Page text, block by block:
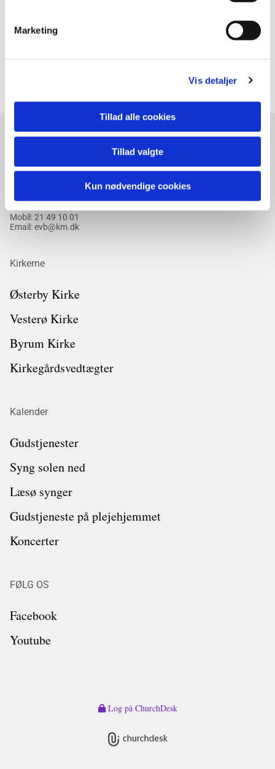
Marketing
Vis detaljer
Tillad alle cookies
Tillad valgte
Kun nødvendige cookies
Læsø Kirker
Kærmindevej 3 Byrum
9940 Læsø
Mobil:21 49 10 01
Email: evb@km.dk
Kirkerne
Østerby Kirke
Vesterø Kirke
Byrum Kirke
Kirkegårdsvedtægter
Kalender
Gudstjenester
Syng solen ned
Læsø synger
Gudstjeneste på plejehjemmet
Koncerter
FØLG OS
Facebook
Youtube
Log på ChurchDesk